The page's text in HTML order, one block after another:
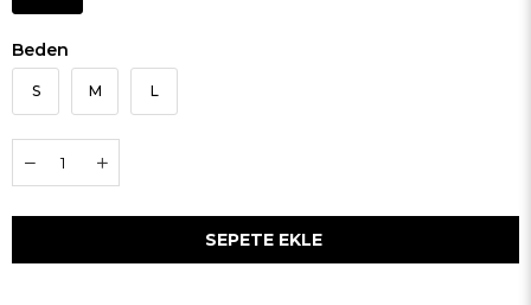
Beden
S M L